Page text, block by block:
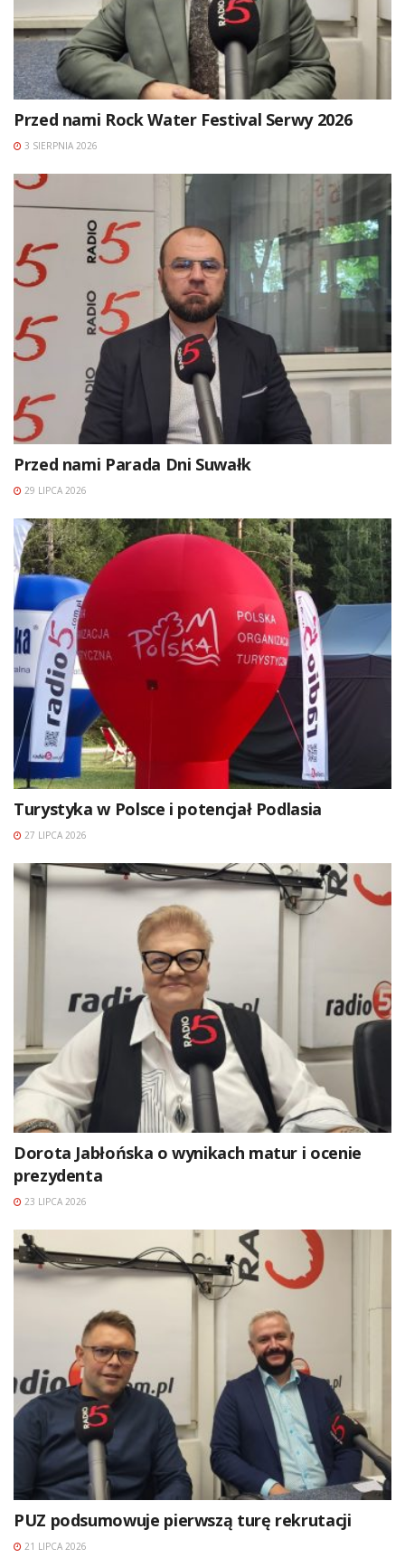
Przed nami Rock Water Festival Serwy 2026
3 SIERPNIA 2026
Przed nami Parada Dni Suwałk
29 LIPCA 2026
Turystyka w Polsce i potencjał Podlasia
27 LIPCA 2026
Dorota Jabłońska o wynikach matur i ocenie
prezydenta
23 LIPCA 2026
PUZ podsumowuje pierwszą turę rekrutacji
21 LIPCA 2026